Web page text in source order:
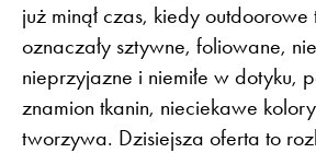
już minął czas, kiedy outdoorowe
oznaczały sztywne, foliowane,
nieprzyjazne i niemiłe w dotyku,
znamion tkanin, nieciekawe
tworzywa. Dzisiejsza oferta to